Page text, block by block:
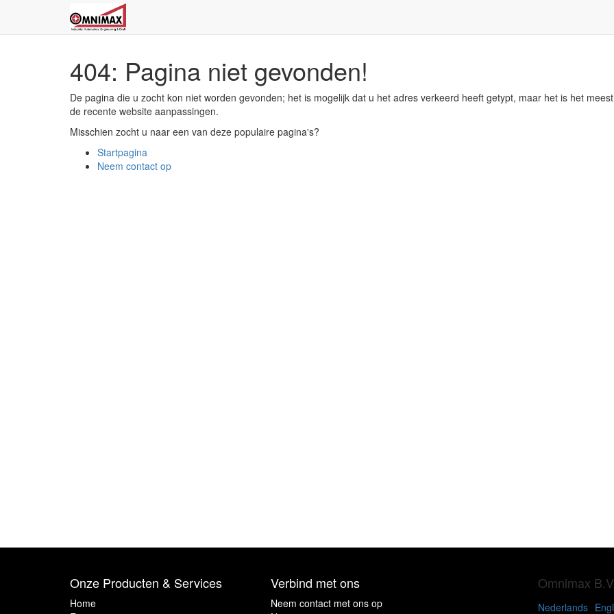
404: Pagina niet gevonden!
De pagina die u zocht kon niet worden gevonden; het is mogelijk dat u het adres verkeerd heeft getypt, maar het is het
de recente website aanpassingen.
Misschien zocht u naar een van deze populaire pagina's?
Startpagina
Neem contact op
Onze Producten & Services
Home
Verbind met ons
Neem contact met ons op
Omnimax B.V.
Nederlands